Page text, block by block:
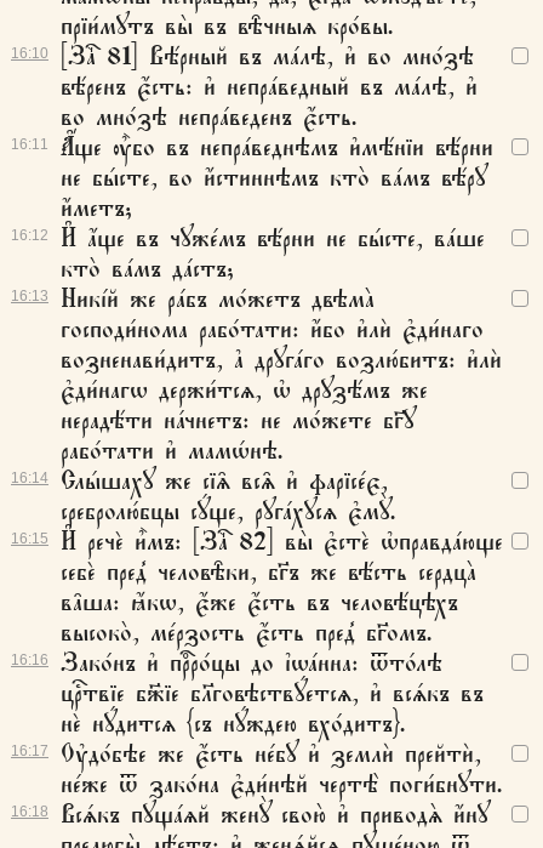
16:10
16:11
16:12
16:13
16:14
16:15
16:16
16:17
16:18
прїи́мꙋтъ вы̀ въ вѣ̑чныѧ кро́вы.
[Заⷱ҇ 81] Вѣ́рный въ ма́лѣ, и҆ во мно́зѣ
вѣ́ренъ є҆́сть: и҆ непра́ведный въ ма́лѣ, и҆
во мно́зѣ непра́веденъ є҆́сть.
А҆́ще ᲂу҆̀бо въ непра́веднѣмъ и҆мѣ́нїи вѣ́рни
не бы́сте, во и҆́стиннѣмъ кто̀ ва́мъ вѣ́рꙋ
и҆́метъ;
И҆ а҆́ще въ чꙋже́мъ вѣ́рни не бы́сте, ва́ше
кто̀ ва́мъ да́стъ;
Никі́й же ра́бъ мо́жетъ двѣма̀
господи́нома рабо́тати: и҆́бо и҆лѝ є҆ди́наго
возненави́дитъ, а҆ дрꙋга́го возлю́битъ: и҆лѝ
є҆ди́нагѡ держи́тсѧ, ѡ҆ дрꙋзѣ́мъ же
нерадѣ́ти на́чнетъ: не мо́жете бг҃ꙋ
рабо́тати и҆ мамѡ́нѣ.
Слы́шахꙋ же сїѧ̑ всѧ̑ и҆ фарїсе́є,
сребролю́бцы сꙋ́ще, рꙋга́хꙋсѧ є҆мꙋ̀.
И҆ речѐ и҆̀мъ: [Заⷱ҇ 82] вы̀ є҆стѐ ѡ҆правда́юще
себѐ пред̾ человѣ̑ки, бг҃ъ же вѣ́сть сердца̀
ва̑ша: ꙗ҆́кѡ, є҆́же є҆́сть въ человѣ́цѣхъ
высоко̀, ме́рзость є҆́сть пред̾ бг҃омъ.
Зако́нъ и҆ прⷪ҇ро́цы до і҆ѡа́нна: ѿто́лѣ
црⷭ҇твїе бж҃їе бл҃говѣствꙋ́етсѧ, и҆ всѧ́къ въ
нѐ нꙋ́дитсѧ {съ нꙋ́ждею вхо́дитъ}.
Оу҆до́бѣе же є҆́сть не́бꙋ и҆ землѝ прейтѝ,
не́же ѿ зако́на є҆ди́нѣй чертѣ̀ поги́бнꙋти.
Всѧ́къ пꙋща́ѧй женꙋ̀ свою̀ и҆ приводѧ̀ и҆́нꙋ